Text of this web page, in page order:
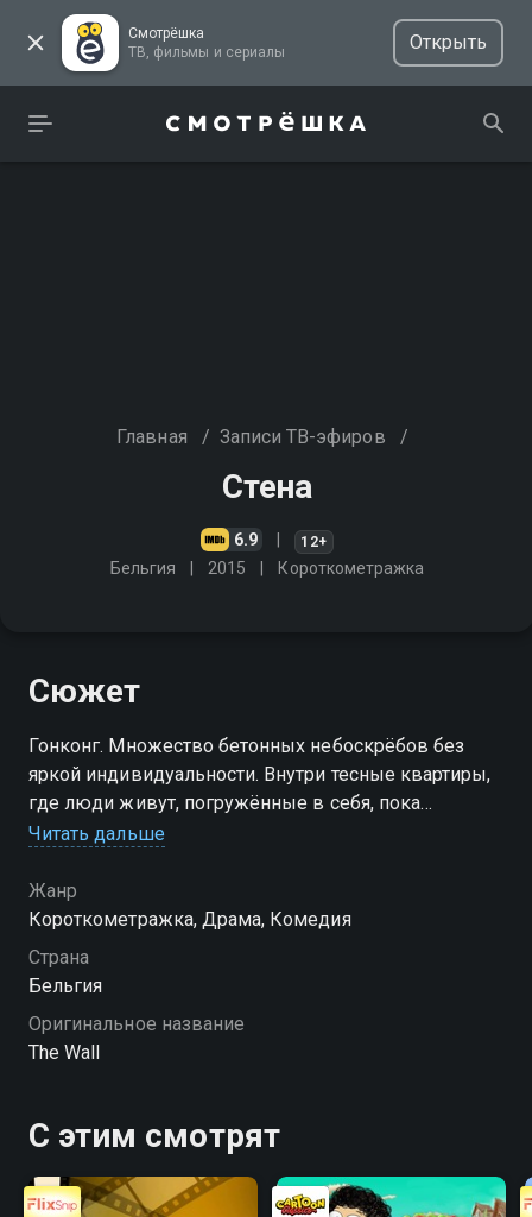
Смотрёшка
ТВ, фильмы и сериалы
Открыть
Главная / Записи ТВ-эфиров /
Стена
6.9 12+
Бельгия 2015 Короткометражка
Сюжет
Гонконг. Множество бетонных небоскрёбов без
яркой индивидуальности. Внутри тесные квартиры,
где люди живут, погружённые в себя, пока
однажды холостяк Чанг не повесил картину на
Читать дальше
Жанр
Короткометражка, Драма, Комедия
Страна
Бельгия
Оригинальное название
The Wall
С этим смотрят